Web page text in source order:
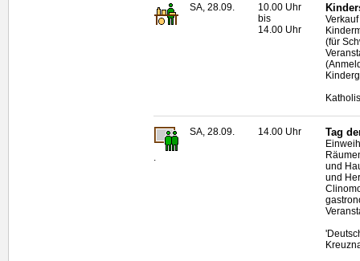
SA, 28.09.
10.00 Uhr
bis
14.00 Uhr
(für
SA, 28.09. 14.00 Uhr Tag
und
und